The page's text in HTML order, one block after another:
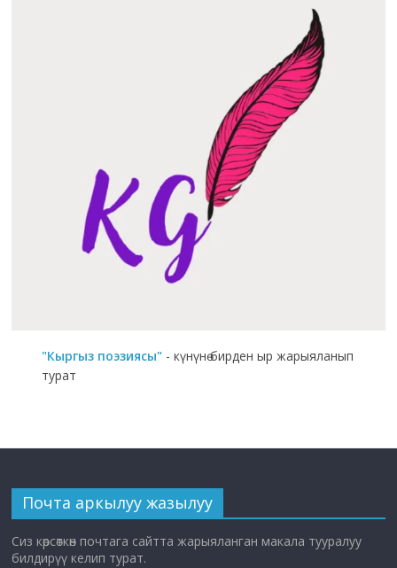
"Кыргыз поэзиясы" - күнүнө бирден ыр жарыяланып
турат
Почта аркылуу жазылуу
Сиз көрсөткөн почтага сайтта жарыяланган макала тууралуу
билдирүү келип турат.